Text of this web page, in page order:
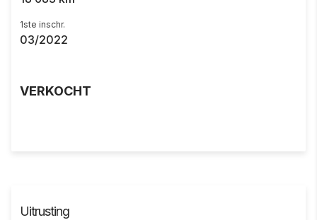
1ste inschr.
03/2022
VERKOCHT
Uitrusting